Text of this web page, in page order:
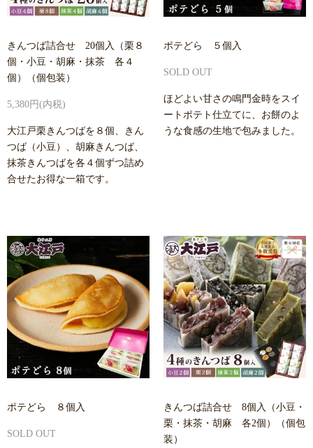
きんつば詰合せ 20個入（栗８
個・小豆・胡麻・抹茶 各４
個）（個包装）
5,380円(内税)
大江戸栗きんつばを８個、きん
つば（小豆）、胡麻きんつば、
抹茶きんつばを各４個ずつ詰め
合せたお得な一箱です。
ポテどら ５個入
SOLD OUT
ほどよい甘さの鳴門金時をスイ
ートポテト仕立てに、お餅のよ
うな食感の生地で包みました。
ポテどら ８個入
SOLD OUT
きんつば詰合せ 8個入（小豆・
栗・抹茶・胡麻 各2個）（個包
装）